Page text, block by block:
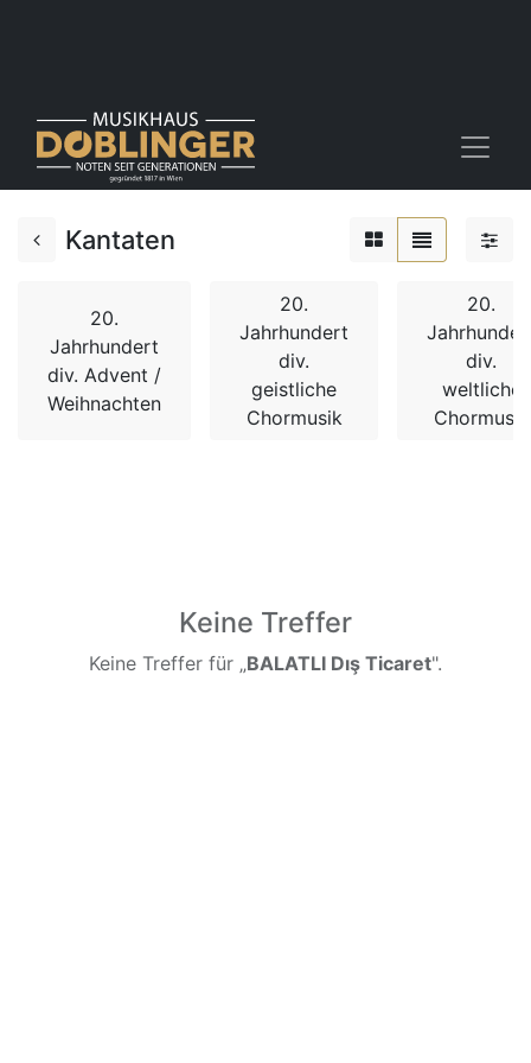
Kantaten
20.
Jahrhundert
div. Advent /
Weihnachten
20.
Jahrhundert
div.
geistliche
Chormusik
20.
div.
weltliche
Chormusik
Keine Treffer
Keine Treffer für „BALATLI Dış Ticaret".